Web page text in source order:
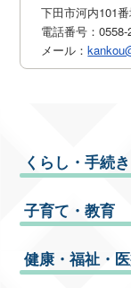
下田市河内101
電話番号：0558-
メール：
くらし・手続き
子育て・教育
健康・福祉・